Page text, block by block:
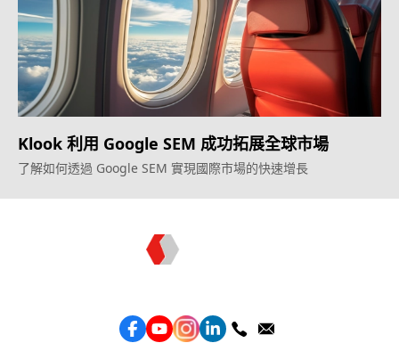
Klook 利用 Google SEM 成功拓展全球市場
了解如何透過 Google SEM 實現國際市場的快速增長